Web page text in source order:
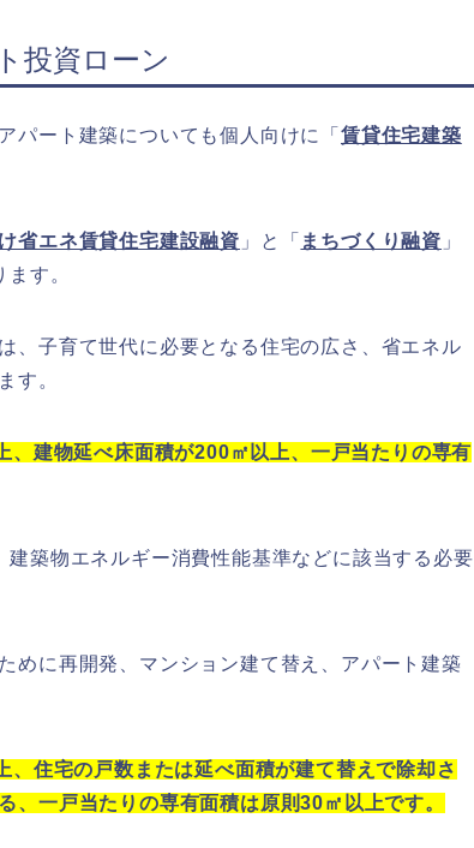
投資ローン
パート建築についても個人向けに「 賃貸住宅建築
省エネ賃貸住宅建設融資 」と「 まちづくり融資 」
す。
、子育て世代に必要となる住宅の広さ、省エネル
す。
、建物延べ床面積が200㎡以上、一戸当たりの専有
築物エネルギー消費性能基準などに該当する必要
めに再開発、マンション建て替え、アパート建築
住宅の戸数または延べ面積が建て替えで除却さ
、一戸当たりの専有面積は原則30㎡以上です。